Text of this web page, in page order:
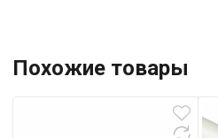
Похожие товары